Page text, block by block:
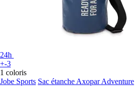
24h
+-3
1 coloris
Jobe Sports Sac étanche Axopar Adventure